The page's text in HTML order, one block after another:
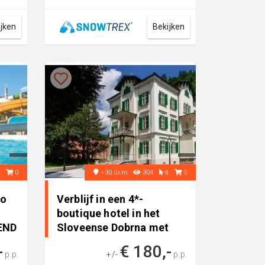
Bekijken
0
p.p.
+30.0km 304 8 0
Verblijf in een 4*-
boutique hotel in het
Sloveense Dobrna met
+/- € 180,- p.p.